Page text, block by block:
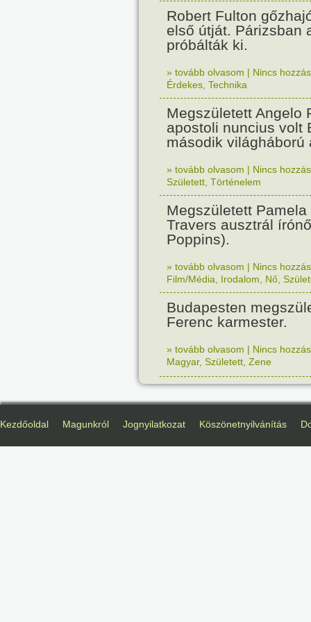
Robert Fulton
első útját. Párizsban
próbálták ki.
» tovább olvasom | Nincs
Érdekes Technika
Megszületett Angelo
apostoli nuncius volt
második világháború
» tovább olvasom | Nincs
Született Történelem
Megszületett Pamela
Travers ausztrál
Poppins).
» tovább olvasom | Nincs
Film/Média
Irodalom Nő
Budapesten
Ferenc karmester.
» tovább olvasom | Nincs
Magyar, Született Zene
Kezdőoldal Magunkról Jognyilatkozat Köszönetnyilvánítás